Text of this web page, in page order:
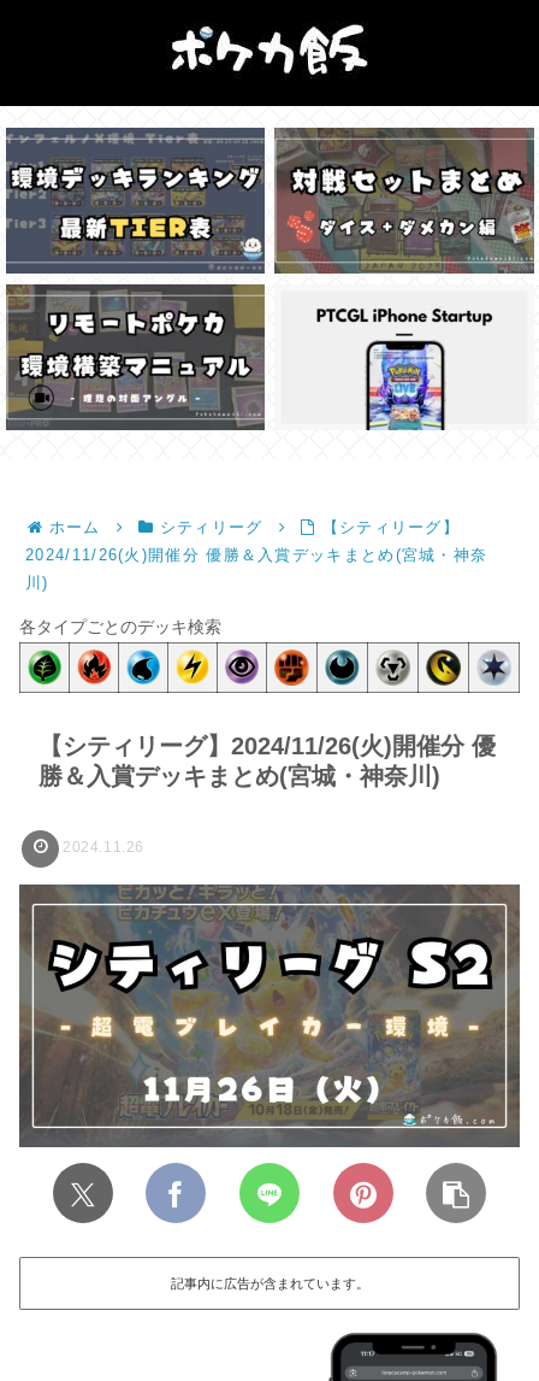
ホーム シティリーグ
【シティリーグ】
2024/11/26(火)開催分 優勝＆入賞デッキまとめ(宮城・神奈
川)
各タイプごとのデッキ検索
【シティリーグ】2024/11/26(火)開催分 優
勝＆入賞デッキまとめ(宮城・神奈川)
2024.11.26
記事内に広告が含まれています。